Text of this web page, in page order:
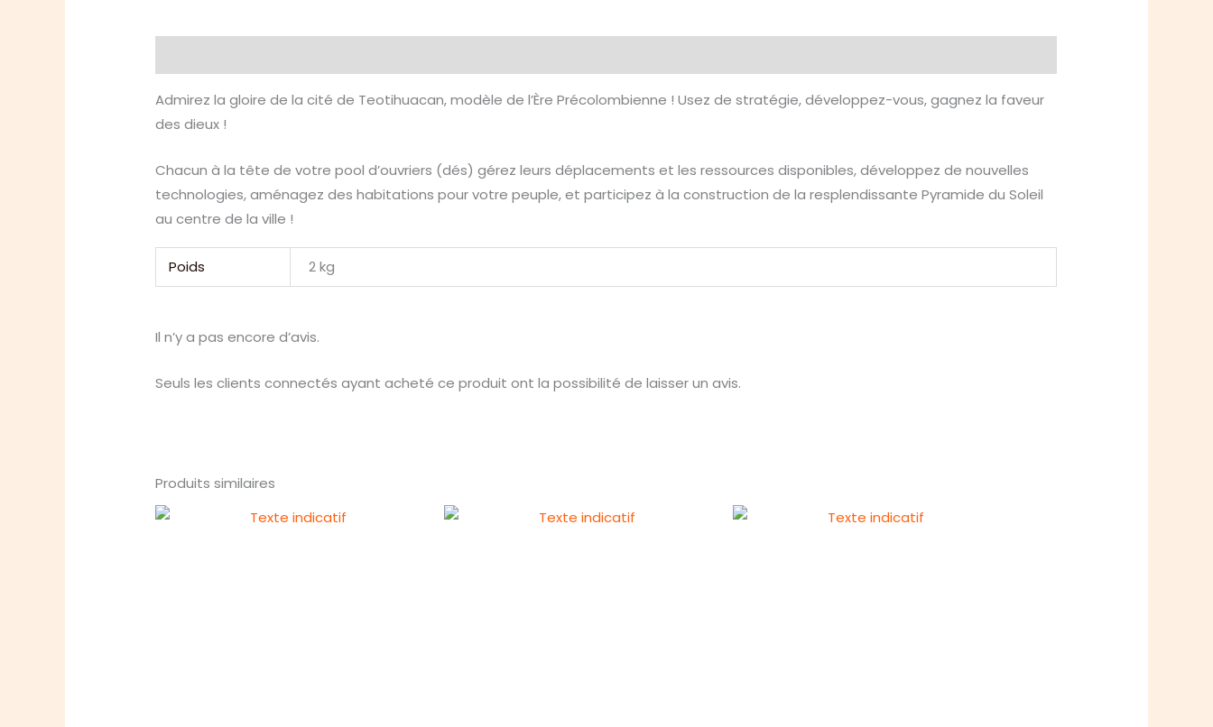
Admirez la gloire de la cité de Teotihuacan, modèle de l’Ère Précolombienne ! Usez de stratégie, développez-vous, gagnez la faveur
des dieux !
Chacun à la tête de votre pool d’ouvriers (dés) gérez leurs déplacements et les ressources disponibles, développez de nouvelles
technologies, aménagez des habitations pour votre peuple, et participez à la construction de la resplendissante Pyramide du Soleil
au centre de la ville !
Poids 2 kg
Il n’y a pas encore d’avis.
Seuls les clients connectés ayant acheté ce produit ont la possibilité de laisser un avis.
Produits similaires